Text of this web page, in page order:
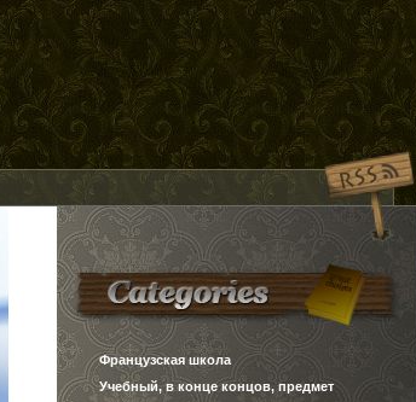
Французская школа
Учебный, в конце концов, предмет